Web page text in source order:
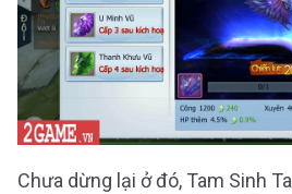
Chưa dừng lại ở đó, Tam Sinh